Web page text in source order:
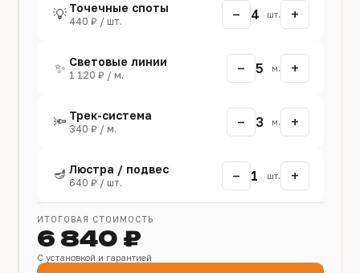
💡 Точечные споты
440 ₽ / шт. − 4 шт. +
✨ Световые линии
1 120 ₽ / м. − 5 м. +
🔦 Трек-система
340 ₽ / м. − 3 м. +
🪔 Люстра / подвес
640 ₽ / шт. − 1 шт. +
ИТОГОВАЯ СТОИМОСТЬ
6 840 ₽
С установкой и гарантией